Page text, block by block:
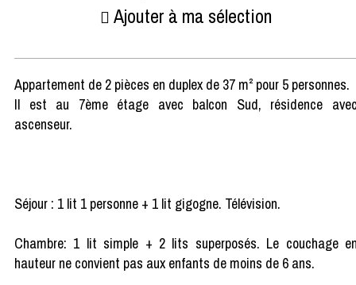
Ajouter à ma sélection
Appartement de 2 pièces en duplex de 37 m² pour 5 personnes.
Il est au 7ème étage avec balcon Sud, résidence
ascenseur.
Séjour : 1 lit 1 personne + 1 lit gigogne. Télévision.
Chambre: 1 lit simple + 2 lits superposés. Le couchage
hauteur ne convient pas aux enfants de moins de 6 ans.